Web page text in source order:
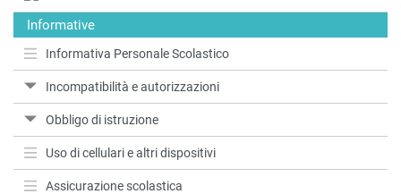
Informative
Informativa Personale Scolastico
Incompatibilità e autorizzazioni
Obbligo di istruzione
Uso di cellulari e altri dispositivi
Assicurazione scolastica